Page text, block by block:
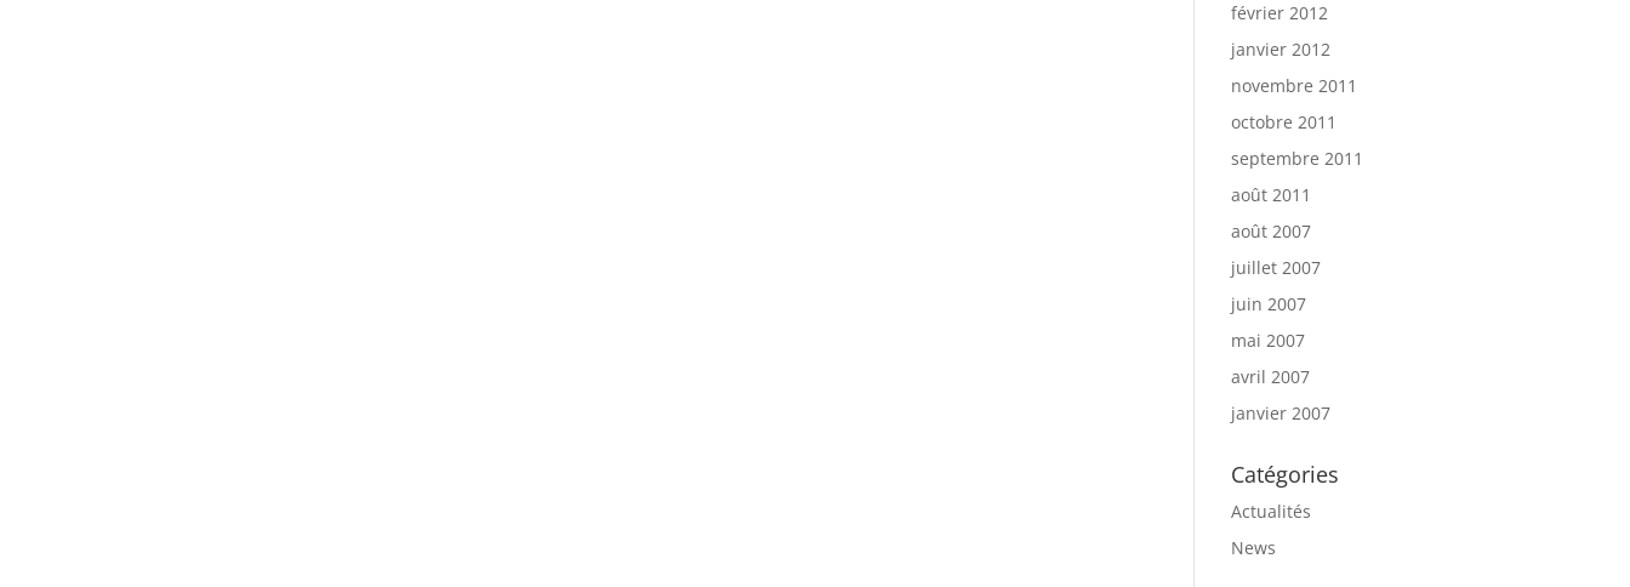
février 2012
janvier 2012
novembre 2011
octobre 2011
septembre 2011
août 2011
août 2007
juillet 2007
juin 2007
mai 2007
avril 2007
janvier 2007
Catégories
Actualités
News